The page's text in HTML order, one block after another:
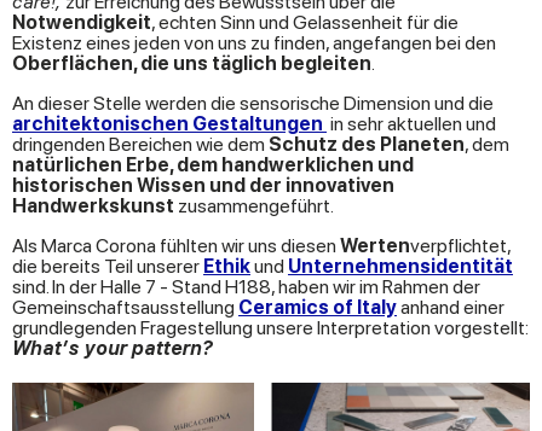
Notwendigkeit, echten Sinn und Gelassenheit für die
Existenz eines jeden von uns zu finden, angefangen bei den
Oberflächen, die uns täglich begleiten.
An dieser Stelle werden die sensorische Dimension und die
architektonischen Gestaltungen in sehr aktuellen und
dringenden Bereichen wie dem Schutz des Planeten, dem
natürlichen Erbe, dem handwerklichen und
historischen Wissen und der innovativen
Handwerkskunst zusammengeführt.
Als Marca Corona fühlten wir uns diesen Wertenverpflichtet,
die bereits Teil unserer Ethikund Unternehmensidentität
sind. In der Halle 7 - Stand H188, haben wir im Rahmen der
Gemeinschaftsausstellung Ceramics of Italyanhand einer
grundlegenden Fragestellung unsere Interpretation vorgestellt:
What’s your pattern?